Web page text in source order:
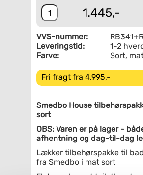
1.445,-
VVS-nummer:
Leveringstid:
1-2
Farve:
Sort, mat
Fri fragt fra 4.995,-
Smedbo House
sort
OBS: Varen er på lager -
afhentning og dag-til-dag
Lækker tilbehørspakke til
fra Smedbo i mat sort